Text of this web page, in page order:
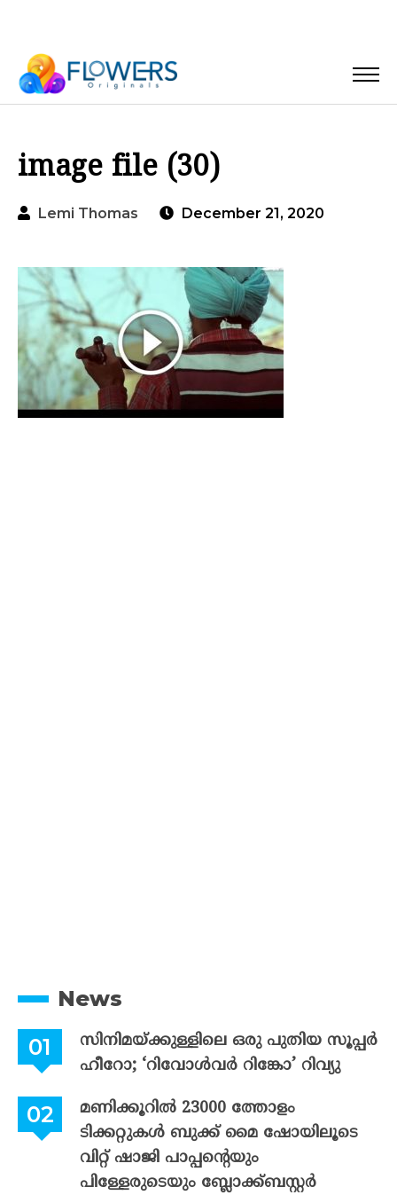
image file (30)
Lemi Thomas December 21, 2020
News
സിനിമയ്ക്കുള്ളിലെ ഒരു പുതിയ സൂപ്പർ
ഹീറോ; ‘റിവോൾവർ റിങ്കോ’ റിവ്യു
മണിക്കൂറിൽ 23000 ത്തോളം
ടിക്കറ്റുകൾ ബുക്ക് മൈ ഷോയിലൂടെ
വിറ്റ് ഷാജി പാപ്പന്റെയും
പിള്ളേരുടെയും ബ്ലോക്ക്ബസ്റ്റർ